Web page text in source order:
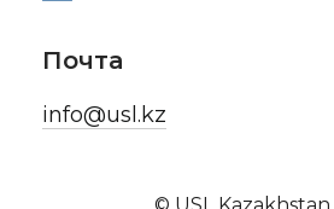
Почта
info@usl.kz